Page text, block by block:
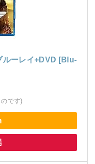
ルーレイ+DVD [Blu-
です)